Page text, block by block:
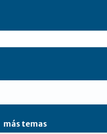
más temas